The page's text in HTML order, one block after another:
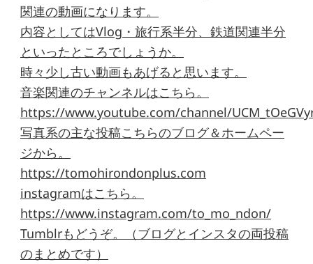
関連の動画になります。
内容としてはVlog・旅行系半分、鉄道関連半分
といったところでしょうか。
時々少し古い動画もあげると思います。
音楽関連のチャンネルはこちら。
https://www.youtube.com/channel/
写真系の主な投稿こちらのブログ＆ホームペー
ジから。
https://tomohirondonplus.com
instagramはこちら。
https://www.instagram.com/to_mo_ndon/
Tumblrもどうぞ。（ブログとインスタの両投稿
のまとめです）